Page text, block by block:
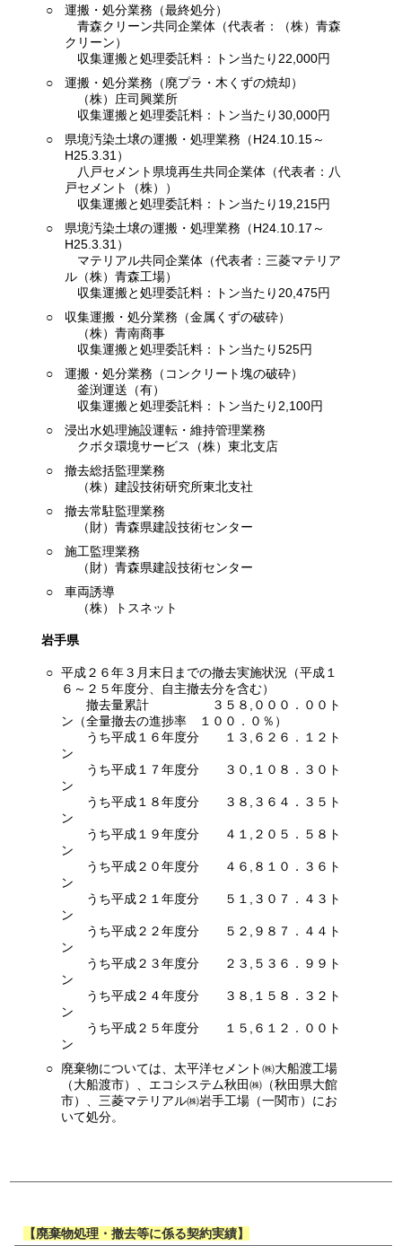
○
運搬・処分業務（最終処分）
青森クリーン共同企業体（代表者：（株）青森
クリーン）
収集運搬と処理委託料：トン当たり22,000円
○
運搬・処分業務（廃プラ・木くずの焼却）
（株）庄司興業所
収集運搬と処理委託料：トン当たり30,000円
○
県境汚染土壌の運搬・処理業務（H24.10.15～
H25.3.31）
八戸セメント県境再生共同企業体（代表者：八
戸セメント（株））
収集運搬と処理委託料：トン当たり19,215円
○
県境汚染土壌の運搬・処理業務（H24.10.17～
H25.3.31）
マテリアル共同企業体（代表者：三菱マテリア
ル（株）青森工場）
収集運搬と処理委託料：トン当たり20,475円
○
収集運搬・処分業務（金属くずの破砕）
（株）青南商事
収集運搬と処理委託料：トン当たり525円
○
運搬・処分業務（コンクリート塊の破砕）
釜渕運送（有）
収集運搬と処理委託料：トン当たり2,100円
○
浸出水処理施設運転・維持管理業務
クボタ環境サービス（株）東北支店
○
撤去総括監理業務
（株）建設技術研究所東北支社
○
撤去常駐監理業務
（財）青森県建設技術センター
○
施工監理業務
（財）青森県建設技術センター
○
車両誘導
（株）トスネット
岩手県
○ 平成２６年３月末日までの撤去実施状況（平成１
６～２５年度分、自主撤去分を含む）
撤去量累計 ３５８,０００．００ト
ン（全量撤去の進捗率 １００．０％）
うち平成１６年度分 １３,６２６．１２ト
ン
うち平成１７年度分 ３０,１０８．３０ト
ン
うち平成１８年度分 ３８,３６４．３５ト
ン
うち平成１９年度分 ４１,２０５．５８ト
ン
うち平成２０年度分 ４６,８１０．３６ト
ン
うち平成２１年度分 ５１,３０７．４３ト
ン
うち平成２２年度分 ５２,９８７．４４ト
ン
うち平成２３年度分 ２３,５３６．９９ト
ン
うち平成２４年度分 ３８,１５８．３２ト
ン
うち平成２５年度分 １５,６１２．００ト
ン
○
廃棄物については、太平洋セメント㈱大船渡工場
（大船渡市）、エコシステム秋田㈱（秋田県大館
市）、三菱マテリアル㈱岩手工場（一関市）にお
いて処分。
【廃棄物処理・撤去等に係る契約実績】